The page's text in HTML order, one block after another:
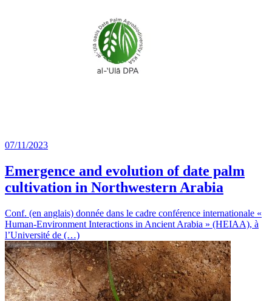
07/11/2023
Emergence and evolution of date palm
cultivation in Northwestern Arabia
Conf. (en anglais) donnée dans le cadre conférence internationale «
Human-Environment Interactions in Ancient Arabia » (HEIAA), à
l’Université de (…)